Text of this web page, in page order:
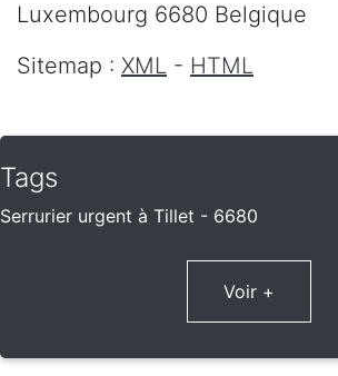
Luxembourg 6680 Belgique
Sitemap : XML - HTML
Tags
Serrurier urgent à Tillet - 6680
Voir +